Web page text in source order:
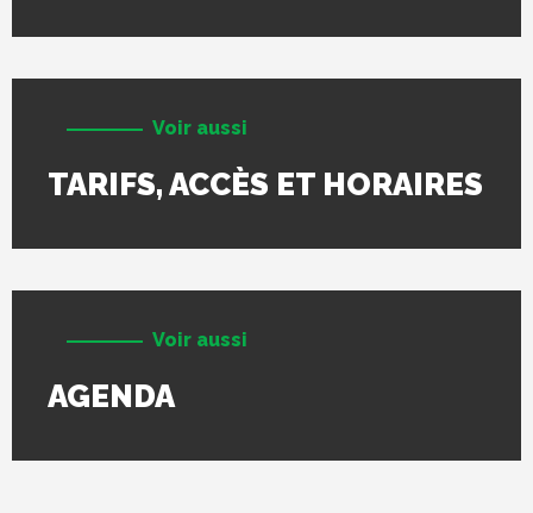
Voir aussi
TARIFS, ACCÈS ET HORAIRES
Voir aussi
AGENDA